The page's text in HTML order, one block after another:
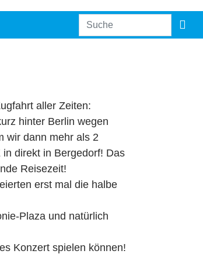
aller Zeiten:
hinter Berlin wegen
wir dann mehr als 2
direkt in Bergedorf! Das
Reisezeit!
erst mal die halbe
Plaza und natürlich
Konzert spielen können!